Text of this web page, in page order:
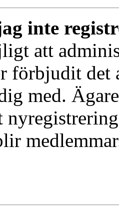
inte
att
förbjudit det
med.